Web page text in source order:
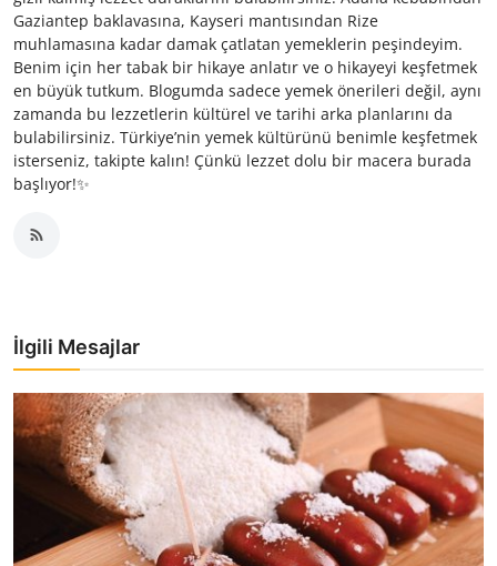
Gaziantep baklavasına, Kayseri mantısından Rize
muhlamasına kadar damak çatlatan yemeklerin peşindeyim.
Benim için her tabak bir hikaye anlatır ve o hikayeyi keşfetmek
en büyük tutkum. Blogumda sadece yemek önerileri değil, aynı
zamanda bu lezzetlerin kültürel ve tarihi arka planlarını da
bulabilirsiniz. Türkiye’nin yemek kültürünü benimle keşfetmek
isterseniz, takipte kalın! Çünkü lezzet dolu bir macera burada
başlıyor!✨
İlgili Mesajlar